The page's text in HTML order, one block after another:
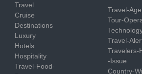
Travel
Cruise
Destinations
Luxury
Hotels
Hospitality
Travel-Food-
Travel-
Tour-
Travel-
Travelers-
-Issue
Country-